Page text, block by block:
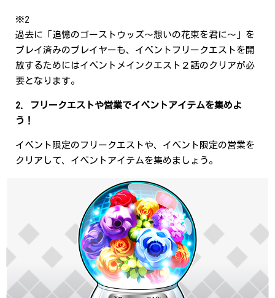
※2
過去に「追憶のゴーストウッズ～想いの花束を君に～」を
プレイ済みのプレイヤーも、イベントフリークエストを開
放するためにはイベントメインクエスト２話のクリアが必
要となります。
2. フリークエストや営業でイベントアイテムを集めよ
う！
イベント限定のフリークエストや、イベント限定の営業を
クリアして、イベントアイテムを集めましょう。